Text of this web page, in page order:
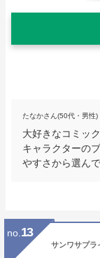
たなかさん(50代・男性)
大好きなコミッ
キャラクターの
やすさから選んで
no. 13